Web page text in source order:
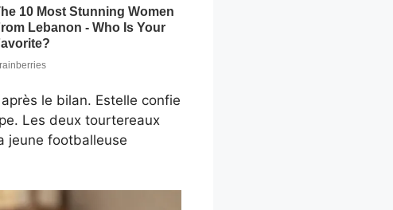
le bilan. Estelle confie
Les deux tourtereaux
jeune footballeuse